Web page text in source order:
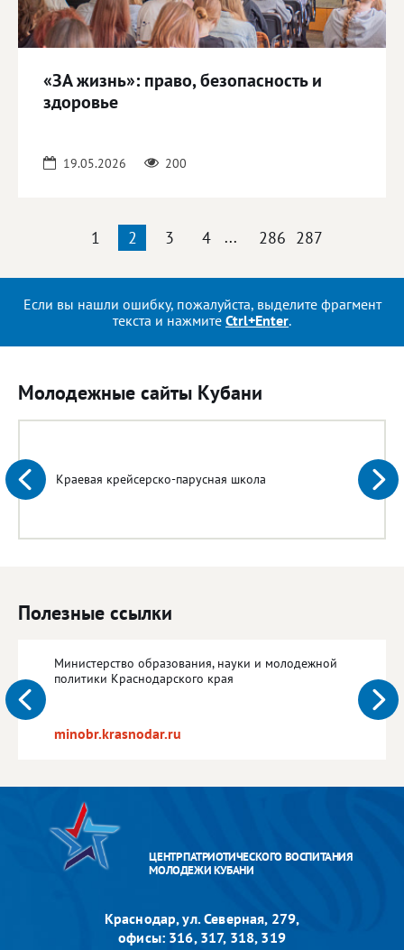
«ЗА жизнь»: право, безопасность и
здоровье
19.05.2026 200
1 2 3 4 ... 286 287
Если вы нашли ошибку, пожалуйста, выделите фрагмент
текста и нажмите Ctrl+Enter.
Молодежные сайты Кубани
Краевая крейсерско-парусная школа
Полезные ссылки
Министерство образования, науки и молодежной
политики Краснодарского края
minobr.krasnodar.ru
ЦЕНТР ПАТРИОТИЧЕСКОГО ВОСПИТАНИЯ
МОЛОДЕЖИ КУБАНИ
Краснодар, ул. Северная, 279,
офисы: 316, 317, 318, 319